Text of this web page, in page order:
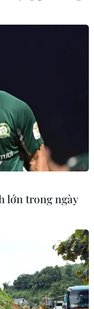
lớn trong ngày